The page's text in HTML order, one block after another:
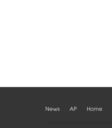
News AP Home